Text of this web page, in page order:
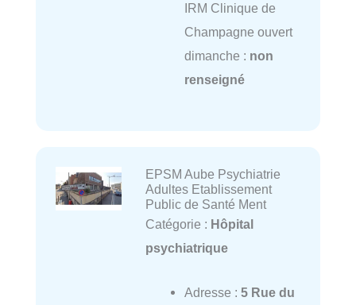
IRM Clinique de
Champagne ouvert
dimanche : non
renseigné
EPSM Aube Psychiatrie
Adultes Etablissement
Public de Santé Ment
Catégorie : Hôpital
psychiatrique
Adresse : 5 Rue du